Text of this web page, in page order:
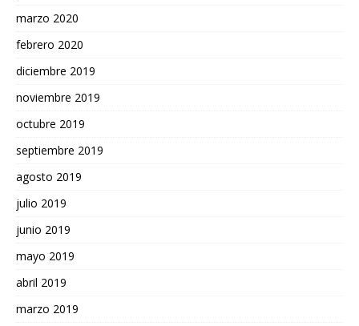
marzo 2020
febrero 2020
diciembre 2019
noviembre 2019
octubre 2019
septiembre 2019
agosto 2019
julio 2019
junio 2019
mayo 2019
abril 2019
marzo 2019